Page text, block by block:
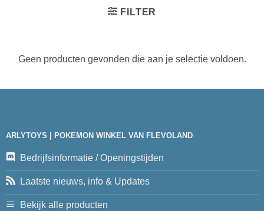
FILTER
Geen producten gevonden die aan je selectie voldoen.
ARLYTOYS | POKEMON WINKEL VAN FLEVOLAND
Bedrijfsinformatie / Openingstijden
Laatste nieuws, info & Updates
Bekijk alle producten